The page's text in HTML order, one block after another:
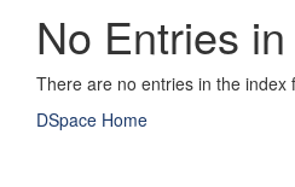
No Entries
There are no entries in the index
DSpace Home